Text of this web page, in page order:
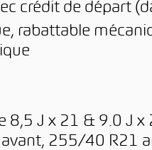
crédit de départ
rabattable
8,5 J x 21 & 9.0 J
255/40 R21